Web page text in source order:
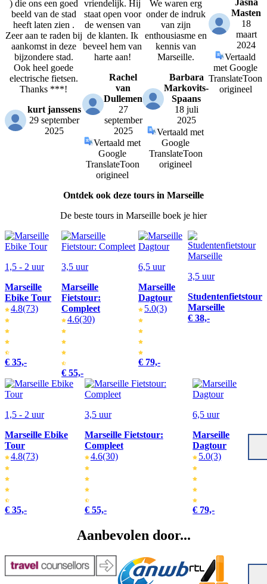
) die ons een goed
beeld van de stad
heeft laten zien .
Zeer aan te raden bij
aankomst in deze
bijzondere stad.
Ook heel goede
electrische fietsen.
Thanks ***!
kurt janssens
29 september
2025
vriendelijk. Hij
staat open voor
de wensen van
de klanten. Ik
beveel hem van
harte aan!
Rachel
van
Dullemen
27
september
2025
Vertaald met
Google
TranslateToon
origineel
We waren erg
onder de indruk
van zijn
enthousiasme en
kennis van
Marseille.
Barbara
Markovits-
Spaans
18 juli
2025
Vertaald met
Google
TranslateToon
origineel
Jasna
Masten
18
maart
2024
Vertaald
met Google
TranslateToon
origineel
Ontdek ook deze tours in Marseille
De beste tours in Marseille boek je hier
1,5 - 2 uur
Marseille
Ebike Tour
4.8(73)
€ 35,-
3,5 uur
Marseille
Fietstour:
Compleet
4.6(30)
€ 55,-
6,5 uur
Marseille
Dagtour
5.0(3)
€ 79,-
3,5 uur
Studentenfietstour
Marseille
€ 38,-
1,5 - 2 uur
Marseille Ebike
Tour
4.8(73)
€ 35,-
3,5 uur
Marseille Fietstour:
Compleet
4.6(30)
€ 55,-
6,5 uur
Marseille
Dagtour
5.0(3)
€ 79,-
Aanbevolen door...